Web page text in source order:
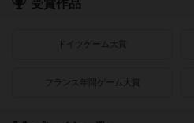
受賞作品
ドイツゲーム大賞
フランス年間ゲーム大賞